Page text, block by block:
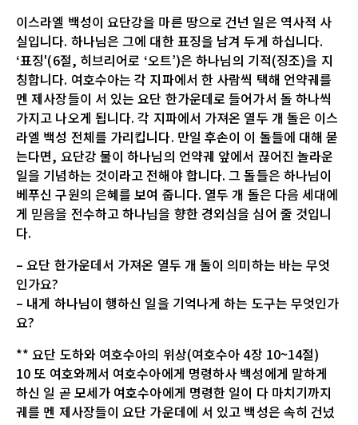
이스라엘 백성이 요단강을 마른 땅으로 건넌 일은 역사적 사
실입니다. 하나님은 그에 대한 표징을 남겨 두게 하십니다.
‘표징'(6절, 히브리어로 ‘오트’)은 하나님의 기적(징조)을 지
칭합니다. 여호수아는 각 지파에서 한 사람씩 택해 언약궤를
멘 제사장들이 서 있는 요단 한가운데로 들어가서 돌 하나씩
가지고 나오게 됩니다. 각 지파에서 가져온 열두 개 돌은 이스
라엘 백성 전체를 가리킵니다. 만일 후손이 이 돌들에 대해 묻
는다면, 요단강 물이 하나님의 언약궤 앞에서 끊어진 놀라운
일을 기념하는 것이라고 전해야 합니다. 그 돌들은 하나님이
베푸신 구원의 은혜를 보여 줍니다. 열두 개 돌은 다음 세대에
게 믿음을 전수하고 하나님을 향한 경외심을 심어 줄 것입니
다.
– 요단 한가운데서 가져온 열두 개 돌이 의미하는 바는 무엇
인가요?
– 내게 하나님이 행하신 일을 기억나게 하는 도구는 무엇인가
요?
** 요단 도하와 여호수아의 위상(여호수아 4장 10~14절)
10 또 여호와께서 여호수아에게 명령하사 백성에게 말하게
하신 일 곧 모세가 여호수아에게 명령한 일이 다 마치기까지
궤를 멘 제사장들이 요단 가운데에 서 있고 백성은 속히 건넜